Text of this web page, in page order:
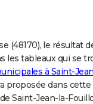
(48170), le résultat
les tableaux qui se
à Saint-
proposée dans cette
Saint-Jean-la-